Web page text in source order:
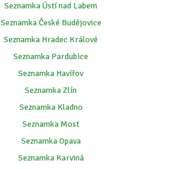
Seznamka Ústí nad Labem
Seznamka České Budějovice
Seznamka Hradec Králové
Seznamka Pardubice
Seznamka Havířov
Seznamka Zlín
Seznamka Kladno
Seznamka Most
Seznamka Opava
Seznamka Karviná